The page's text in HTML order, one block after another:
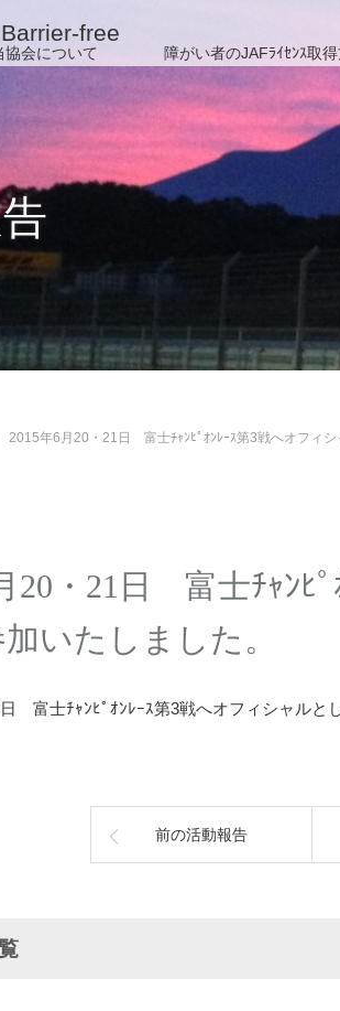
free
協会について 障がい者のJAFﾗｲｾﾝｽ取
2015年6月20・21日 富士ﾁｬﾝﾋﾟｵﾝﾚｰｽ第3戦へオフィシ
20・21日 富士ﾁｬﾝﾋ
いたしました。
富士ﾁｬﾝﾋﾟｵﾝﾚｰｽ第3戦へオフィシャルと
前の活動報告